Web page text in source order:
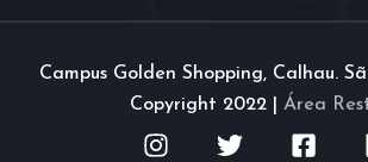
Campus Golden Shopping, Calhau.
Copyright 2022 | Área